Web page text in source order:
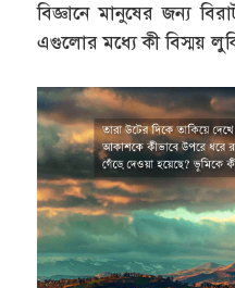
বিজ্ঞানে মানুষের জন্য
এগুলোর মধ্যে কী বিস্ময়